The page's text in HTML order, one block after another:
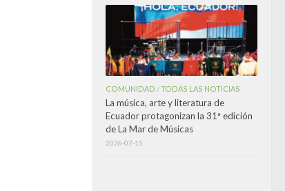
COMUNIDAD /TODAS LAS NOTICIAS
La música, arte y literatura de
Ecuador protagonizan la 31ª edición
de La Mar de Músicas
2026-07-15